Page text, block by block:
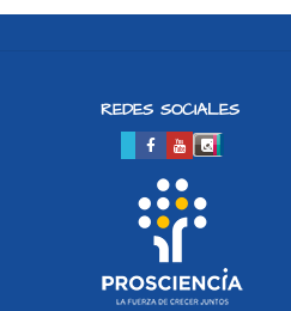
REDES SOCIALES